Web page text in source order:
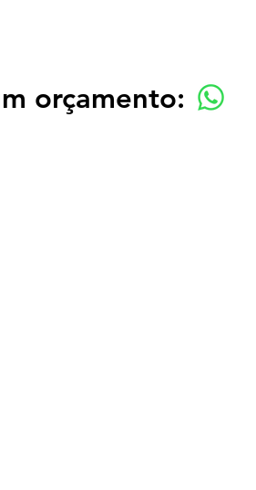
orçamento: